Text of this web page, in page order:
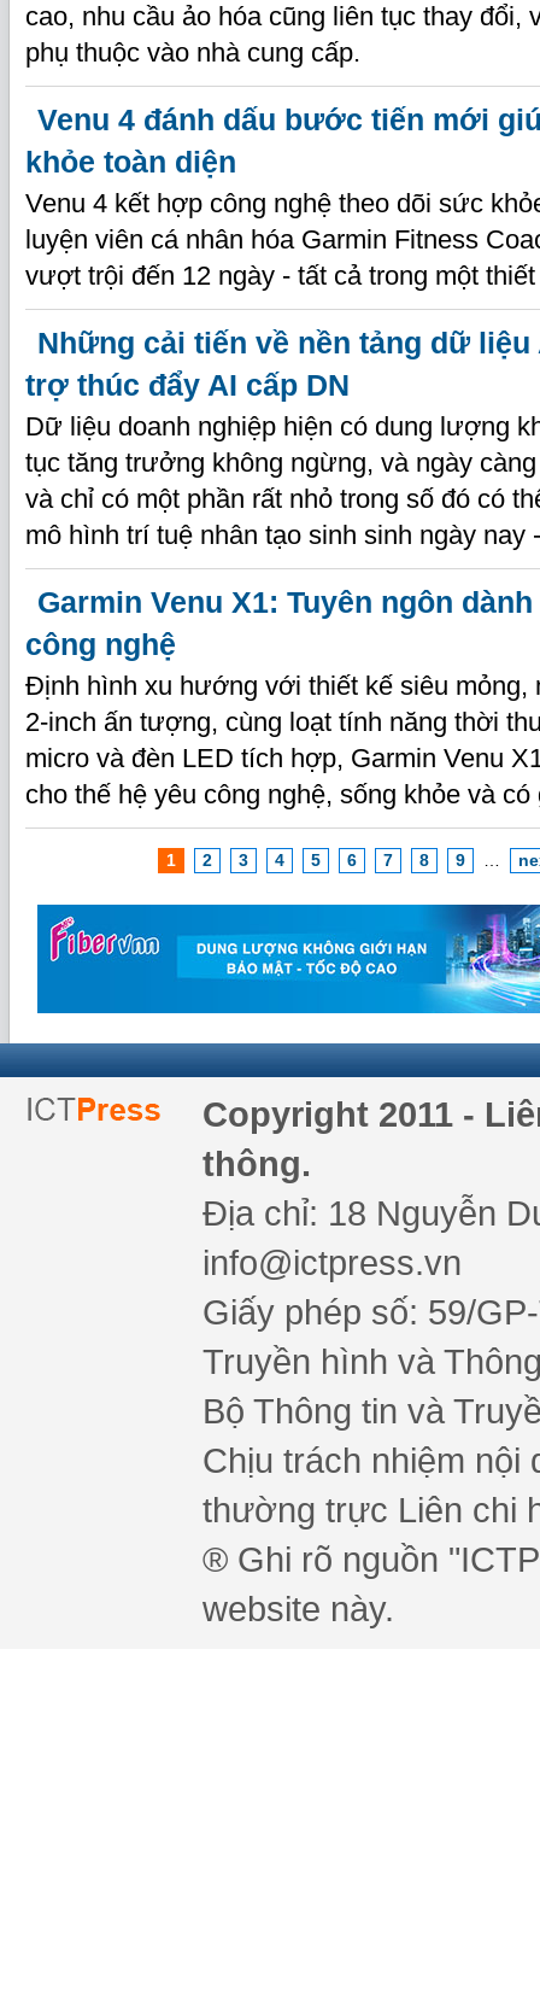
cao, nhu cầu ảo hóa cũng liên tục thay đổi,
phụ thuộc vào nhà cung cấp.
Venu 4 đánh dấu bước tiến mới
khỏe toàn diện
Venu 4 kết hợp công nghệ theo dõi sức
luyện viên cá nhân hóa Garmin Fitness
vượt trội đến 12 ngày - tất cả trong một
Những cải tiến về nền tảng dữ liệu
trợ thúc đẩy AI cấp DN
Dữ liệu doanh nghiệp hiện có dung lượng
tục tăng trưởng không ngừng, và ngày
và chỉ có một phần rất nhỏ trong số đó có
mô hình trí tuệ nhân tạo sinh sinh ngày nay
Garmin Venu X1: Tuyên ngôn
công nghệ
Định hình xu hướng với thiết kế siêu mỏng,
2-inch ấn tượng, cùng loạt tính năng thời
micro và đèn LED tích hợp, Garmin Venu
cho thế hệ yêu công nghệ, sống khỏe và
1 2 3 4 5 6 7 8 9
Copyright 2011 -
thông.
Địa chỉ: 18 Nguyễn
info@ictpress.vn
Giấy phép số: 59/
Truyền hình và
Bộ Thông tin và
Chịu trách nhiệm nội
thường trực Liên chi
® Ghi rõ nguồn
website này.